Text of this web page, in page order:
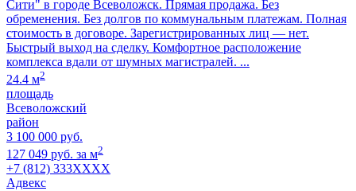
Сити" в городе Всеволожск. Прямая продажа. Без
обременения. Без долгов по коммунальным платежам. Полная
стоимость в договоре. Зарегистрированных лиц — нет.
Быстрый выход на сделку. Комфортное расположение
комплекса вдали от шумных магистралей. ...
24.4 м2
площадь
Всеволожский
район
3 100 000 руб.
127 049 руб. за м2
+7 (812) 333XXXX
Адвекс